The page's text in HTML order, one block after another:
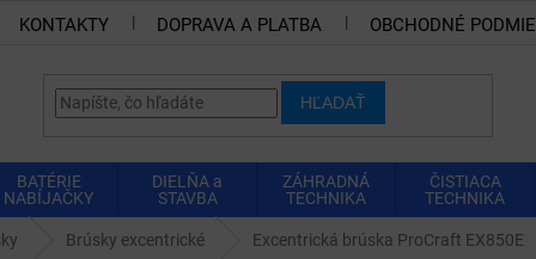
KONTAKTY DOPRAVA A PLATBA OBCHODNÉ
HĽADAŤ
BATÉRIE
NABÍJAČKY
DIELŇA a
STAVBA
ZÁHRADNÁ
TECHNIKA
ČISTIACA
TECHNIKA
Brúsky excentrické Excentrická brúska ProCraft EX850E